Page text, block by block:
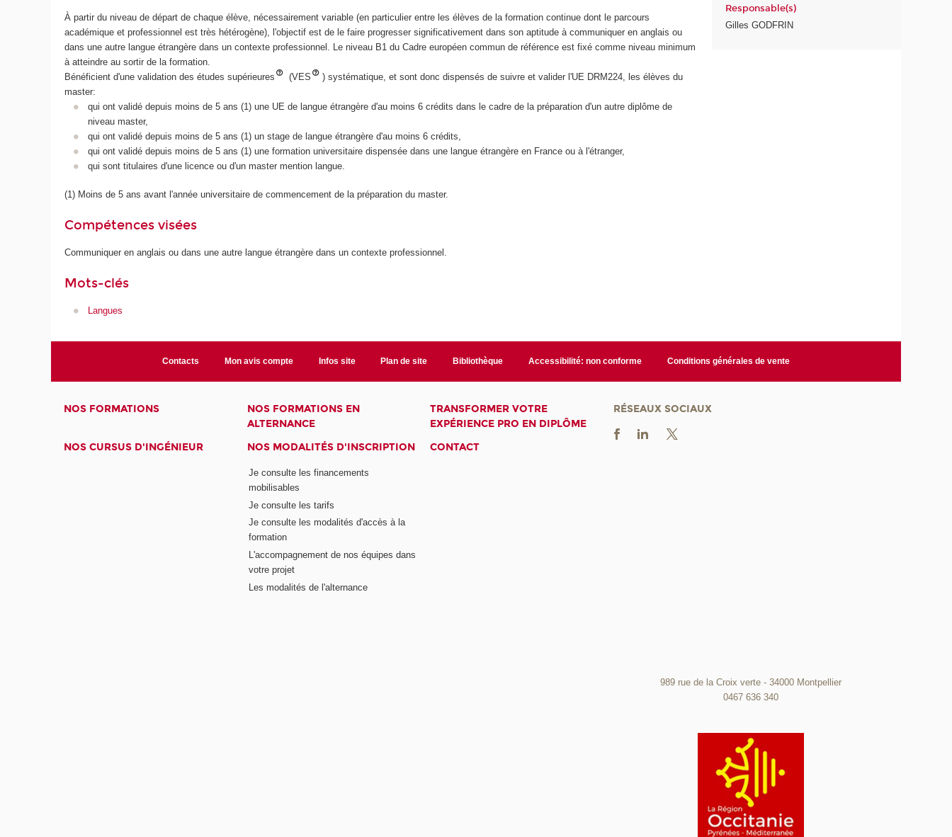
À partir du niveau de départ de chaque élève, nécessairement variable (en particulier entre les élèves de la formation continue dont le parcours
académique et professionnel est très hétérogène), l'objectif est de le faire progresser significativement dans son aptitude à communiquer en anglais ou
dans une autre langue étrangère dans un contexte professionnel. Le niveau B1 du Cadre européen commun de référence est fixé comme niveau minimum
à atteindre au sortir de la formation.
Bénéficient d'une validation des études supérieures
(VES
) systématique, et sont donc dispensés de suivre et valider l'UE DRM224, les élèves du
master:
qui ont validé depuis moins de 5 ans (1) une UE de langue étrangère d'au moins 6 crédits dans le cadre de la préparation d'un autre diplôme de
niveau master,
qui ont validé depuis moins de 5 ans (1) un stage de langue étrangère d'au moins 6 crédits,
qui ont validé depuis moins de 5 ans (1) une formation universitaire dispensée dans une langue étrangère en France ou à l'étranger,
qui sont titulaires d'une licence ou d'un master mention langue.
(1) Moins de 5 ans avant l'année universitaire de commencement de la préparation du master.
Compétences visées
Communiquer en anglais ou dans une autre langue étrangère dans un contexte professionnel.
Mots-clés
Langues
Responsable(s)
Gilles GODFRIN
Contacts Mon avis compte Infos site Plan de site Bibliothèque Accessibilité: non conforme Conditions générales de vente
NOS FORMATIONS
NOS FORMATIONS EN
ALTERNANCE
TRANSFORMER VOTRE
EXPÉRIENCE PRO EN DIPLÔME
NOS CURSUS D'INGÉNIEUR
NOS MODALITÉS D'INSCRIPTION
Je consulte les financements
mobilisables
Je consulte les tarifs
Je consulte les modalités d'accès à la
formation
L'accompagnement de nos équipes dans
votre projet
Les modalités de l'alternance
CONTACT
RÉSEAUX SOCIAUX
989 rue de la Croix verte - 34000 Montpellier
0467 636 340